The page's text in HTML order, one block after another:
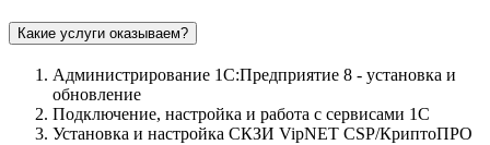
Какие услуги оказываем?
Администрирование 1С:Предприятие 8 - установка и
обновление
Подключение, настройка и работа с сервисами 1С
Установка и настройка СКЗИ VipNET CSP/КриптоПРО